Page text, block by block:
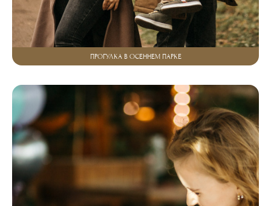
ПРОГУЛКА В ОСЕННЕМ ПАРКЕ